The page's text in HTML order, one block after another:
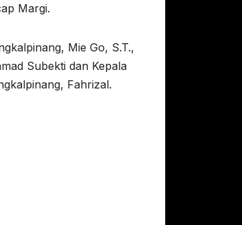
Margi.
Mie Go, S.T.,
Subekti dan Kepala
Fahrizal.